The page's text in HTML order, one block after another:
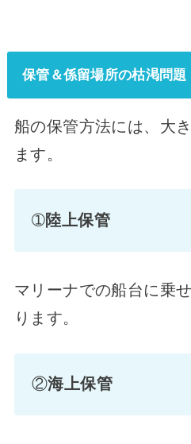
保管＆係留場所の枯渇問題
船の保管方法には、大
ます。
➀陸上保管
マリーナでの船台に乗
ります。
②海上保管